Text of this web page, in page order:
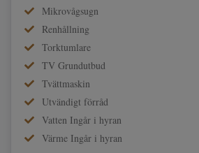
Mikrovågsugn
Renhållning
Torktumlare
TV Grundutbud
Tvättmaskin
Utvändigt förråd
Vatten Ingår i hyran
Värme Ingår i hyran